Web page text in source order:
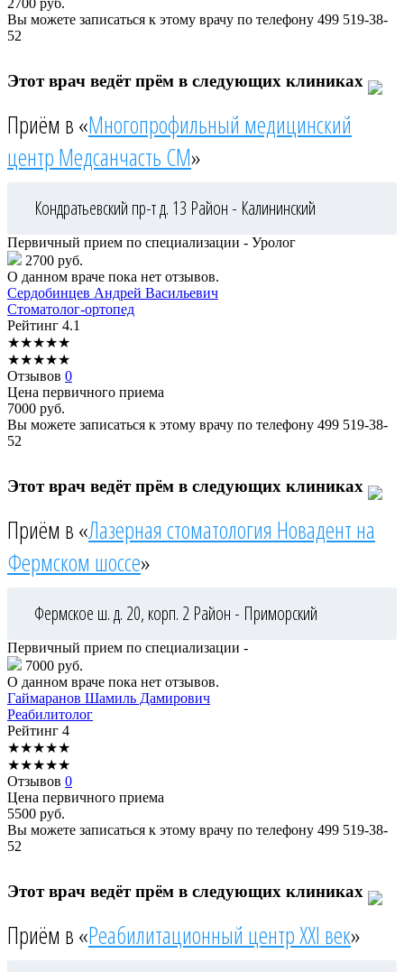
2700 руб.
Вы можете записаться к этому врачу по телефону 499 519-38-
52
Этот врач ведёт прём в следующих клиниках
Приём в «Многопрофильный медицинский
центр Медсанчасть СМ»
Кондратьевский пр-т д. 13 Район - Калининский
Первичный прием по специализации - Уролог
2700 руб.
О данном враче пока нет отзывов.
Сердобинцев Андрей Васильевич
Стоматолог-ортопед
Рейтинг 4.1
★★★★★
★★★★★
Отзывов 0
Цена первичного приема
7000 руб.
Вы можете записаться к этому врачу по телефону 499 519-38-
52
Этот врач ведёт прём в следующих клиниках
Приём в «Лазерная стоматология Новадент на
Фермском шоссе»
Фермское ш. д. 20, корп. 2 Район - Приморский
Первичный прием по специализации -
7000 руб.
О данном враче пока нет отзывов.
Гаймаранов Шамиль Дамирович
Реабилитолог
Рейтинг 4
★★★★★
★★★★★
Отзывов 0
Цена первичного приема
5500 руб.
Вы можете записаться к этому врачу по телефону 499 519-38-
52
Этот врач ведёт прём в следующих клиниках
Приём в «Реабилитационный центр XXI век»